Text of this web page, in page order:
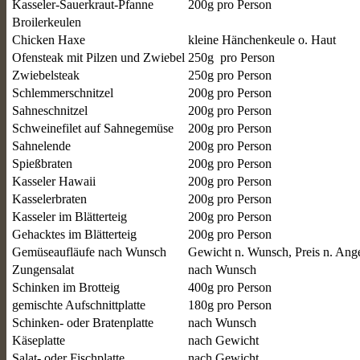
Kasseler-Sauerkraut-Pfanne
200g pro Person
Broilerkeulen
Chicken Haxe
kleine Hänchenkeule o. Haut
Ofensteak mit Pilzen und Zwiebel 250g pro Person
Zwiebelsteak
250g pro Person
Schlemmerschnitzel
200g pro Person
Sahneschnitzel
200g pro Person
Schweinefilet auf Sahnegemüse
200g pro Person
Sahnelende
200g pro Person
Spießbraten
200g pro Person
Kasseler Hawaii
200g pro Person
Kasselerbraten
200g pro Person
Kasseler im Blätterteig
200g pro Person
Gehacktes im Blätterteig
200g pro Person
Gemüseaufläufe nach Wunsch
Gewicht n. Wunsch, Preis n.
Zungensalat
nach Wunsch
Schinken im Brotteig
400g pro Person
gemischte Aufschnittplatte
180g pro Person
Schinken- oder Bratenplatte
nach Wunsch
Käseplatte
nach Gewicht